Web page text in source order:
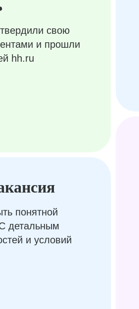
свою
и прошли
hh.ru
понятной
детальным
и условий